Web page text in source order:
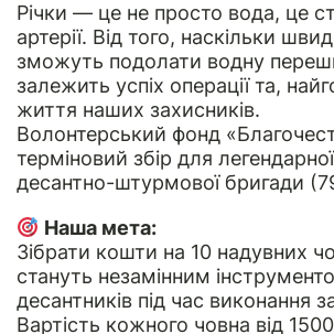
Річки — це не просто вода, це
артерії. Від того, наскільки
зможуть подолати водну
залежить успіх операції та,
життя наших захисників.
Волонтерський фонд
терміновий збір для
десантно-штурмової бригади
Наша мета:
Зібрати кошти на 10 надувних
стануть незамінним
десантників під час виконання
Вартість кожного човна від